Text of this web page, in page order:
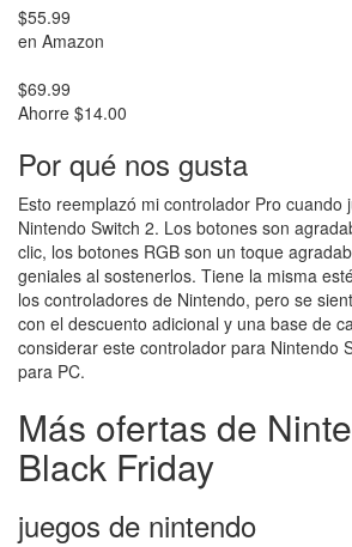
$55.99
en Amazon
$69.99
Ahorre $14.00
Por qué nos gusta
Esto reemplazó mi controlador Pro cuando
Nintendo Switch 2. Los botones son
clic, los botones RGB son un toque
geniales al sostenerlos. Tiene la misma
los controladores de Nintendo, pero se
con el descuento adicional y una base de
considerar este controlador para Nintendo
para PC.
Más ofertas de
Black Friday
juegos de nintendo